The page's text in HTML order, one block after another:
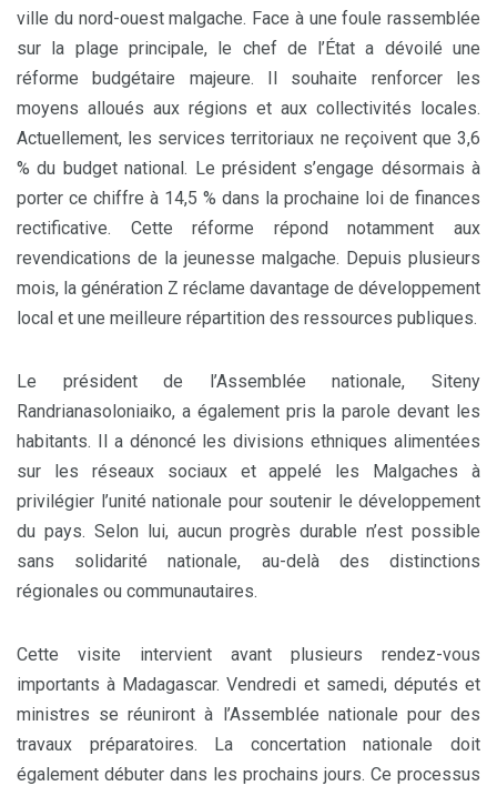
ville du nord-ouest malgache. Face à une foule rassemblée
sur la plage principale, le chef de l’État a dévoilé une
réforme budgétaire majeure. Il souhaite renforcer les
moyens alloués aux régions et aux collectivités locales.
Actuellement, les services territoriaux ne reçoivent que 3,6
% du budget national. Le président s’engage désormais à
porter ce chiffre à 14,5 % dans la prochaine loi de finances
rectificative. Cette réforme répond notamment aux
revendications de la jeunesse malgache. Depuis plusieurs
mois, la génération Z réclame davantage de développement
local et une meilleure répartition des ressources publiques.
Le président de l’Assemblée nationale, Siteny
Randrianasoloniaiko, a également pris la parole devant les
habitants. Il a dénoncé les divisions ethniques alimentées
sur les réseaux sociaux et appelé les Malgaches à
privilégier l’unité nationale pour soutenir le développement
du pays. Selon lui, aucun progrès durable n’est possible
sans solidarité nationale, au-delà des distinctions
régionales ou communautaires.
Cette visite intervient avant plusieurs rendez-vous
importants à Madagascar. Vendredi et samedi, députés et
ministres se réuniront à l’Assemblée nationale pour des
travaux préparatoires. La concertation nationale doit
également débuter dans les prochains jours. Ce processus